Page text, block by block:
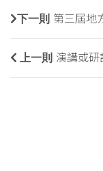
下一則 第三屆地
上一則 演講或研